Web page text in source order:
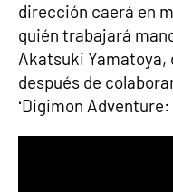
dirección caerá en
quién trabajará
Akatsuki
después de
‘Digimon